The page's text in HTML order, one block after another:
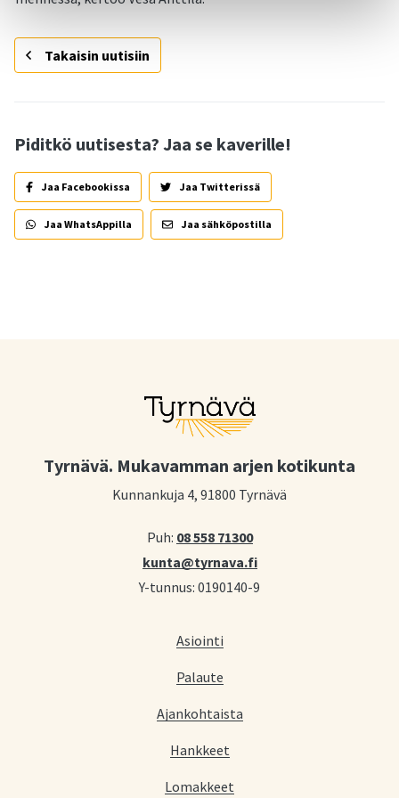
Takaisin uutisiin
Piditkö uutisesta? Jaa se kaverille!
Jaa Facebookissa Jaa Twitterissä
Jaa WhatsAppilla Jaa sähköpostilla
Tyrnävä. Mukavamman arjen kotikunta
Kunnankuja 4, 91800 Tyrnävä
Puh: 08 558 71300
kunta@tyrnava.fi
Y-tunnus: 0190140-9
Asiointi
Palaute
Ajankohtaista
Hankkeet
Lomakkeet